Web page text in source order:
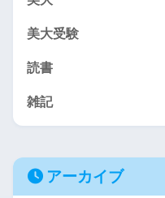
美大受験
読書
雑記
アーカイブ